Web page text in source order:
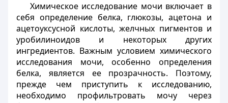
Химическое исследование мочи включает в
себя определение белка, глюкозы, ацетона и
ацетоуксусной кислоты, желчных пигментов и
уробилиноидов и некоторых других
ингредиентов. Важным условием химического
исследования мочи, особенно определения
белка, является ее прозрачность. Поэтому,
прежде чем приступить к исследованию,
необходимо профильтровать мочу через